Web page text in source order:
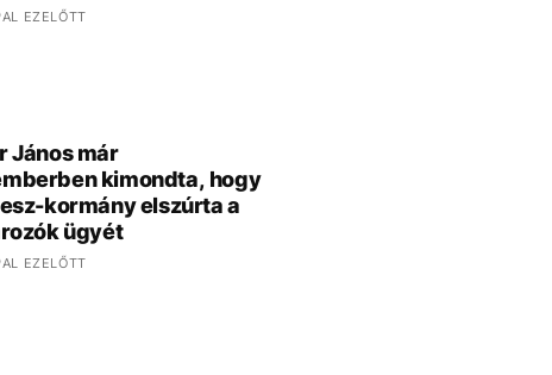
EZELŐTT
János már
kimondta, hogy
kormány elszúrta a
ügyét
EZELŐTT